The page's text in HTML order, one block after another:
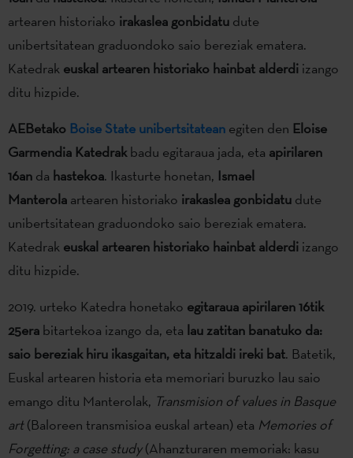
artearen historiako irakaslea gonbidatu dute
unibertsitatean graduondoko saio bereziak ematera.
Katedrak euskal artearen historiako hainbat alderdi izango
ditu hizpide.
AEBetako Boise State unibertsitatean egiten den Eloise
Garmendia Katedrakbadu egitaraua jada, eta apirilaren
16an da hastekoa. Ikasturte honetan, Ismael
Manterola artearen historiako irakaslea gonbidatu dute
unibertsitatean graduondoko saio bereziak ematera.
Katedrak euskal artearen historiako hainbat alderdi izango
ditu hizpide.
2019. urteko Katedra honetako egitaraua apirilaren 16tik
25era bitartekoa izango da, eta lau zatitan banatuko da:
saio bereziak hiru ikasgaitan, eta hitzaldi ireki bat. Batetik,
Euskal artearen historia eta memoriari buruzko lau saio
emango ditu Manterolak, Transmision of values in Basque
art(Baloreen transmisioa euskal artean) eta Memories of
Forgetting: a case study(Ahanzturaren memoriak: kasu